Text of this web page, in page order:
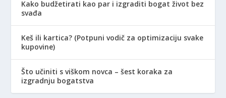
Kako budžetirati kao par i izgraditi bogat život bez
svađa
Keš ili kartica? (Potpuni vodič za optimizaciju svake
kupovine)
Što učiniti s viškom novca – šest koraka za
izgradnju bogatstva